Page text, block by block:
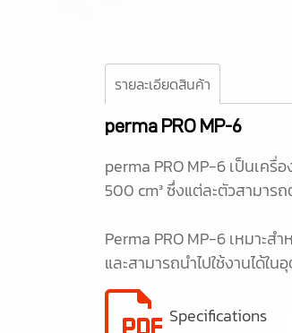
รายละเอียดสินค้า
perma PRO MP-6
perma PRO MP-6 เป็นเค
500 cm³ ซึ่งแต่ละตัวสามาร
Perma PRO MP-6 เหมาะส
และสามารถนำไปใช้งานได้
Specifications